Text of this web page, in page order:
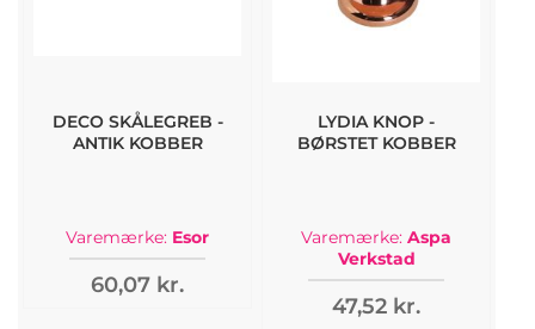
DECO SKÅLEGREB -
ANTIK KOBBER
Varemærke: Esor
60,07 kr.
LYDIA KNOP -
BØRSTET KOBBER
Varemærke: Aspa
Verkstad
47,52 kr.